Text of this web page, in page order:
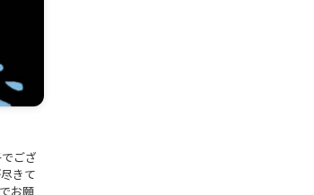
ござ
きて
お願